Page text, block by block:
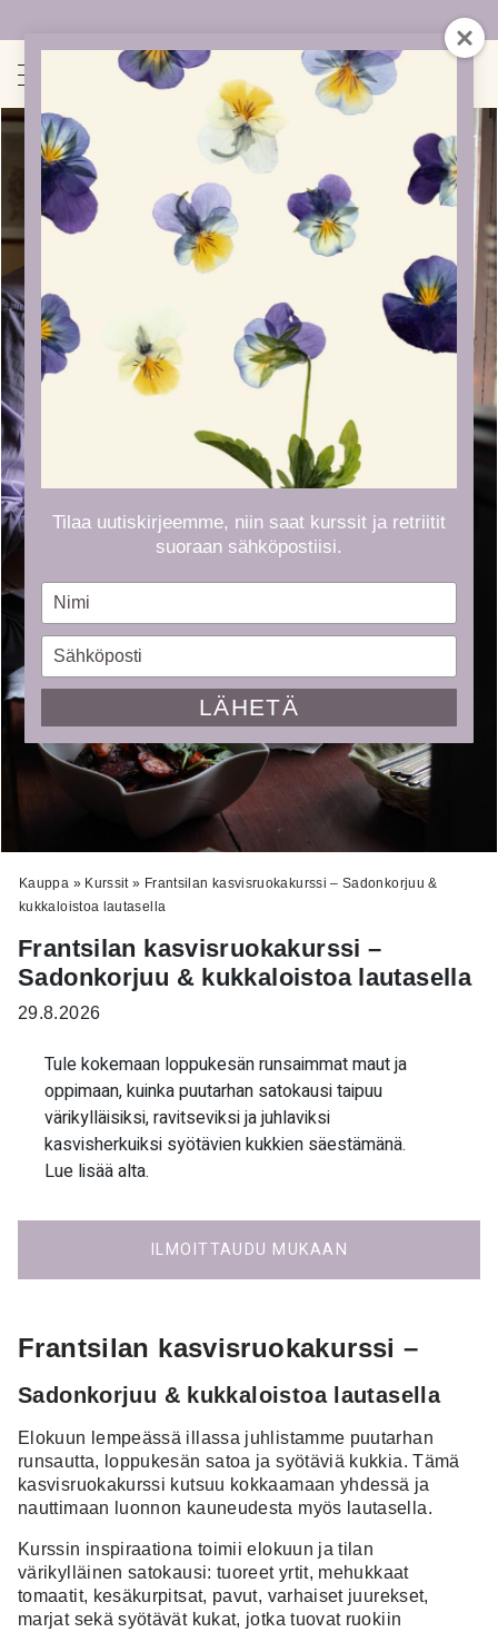
1/ 1
Kauppa » Kurssit» Frantsilan kasvisruokakurssi – Sadonkorjuu &
kukkaloistoa lautasella
Frantsilan kasvisruokakurssi –
Sadonkorjuu & kukkaloistoa lautasella
29.8.2026
Tule kokemaan loppukesän runsaimmat maut ja
oppimaan, kuinka puutarhan satokausi taipuu
värikylläisiksi, ravitseviksi ja juhlaviksi
kasvisherkuiksi syötävien kukkien säestämänä.
Lue lisää alta.
ILMOITTAUDU MUKAAN
Frantsilan kasvisruokakurssi –
Sadonkorjuu & kukkaloistoa lautasella
Elokuun lempeässä illassa juhlistamme puutarhan
runsautta, loppukesän satoa ja syötäviä kukkia. Tämä
kasvisruokakurssi kutsuu kokkaamaan yhdessä ja
nauttimaan luonnon kauneudesta myös lautasella.
Kurssin inspiraationa toimii elokuun ja tilan
värikylläinen satokausi: tuoreet yrtit, mehukkaat
tomaatit, kesäkurpitsat, pavut, varhaiset juurekset,
marjat sekä syötävät kukat, jotka tuovat ruokiin
Tilaa uutiskirjeemme, niin saat kurssit ja retriitit
suoraan sähköpostiisi.
Type
name
Type
LÄHETÄ